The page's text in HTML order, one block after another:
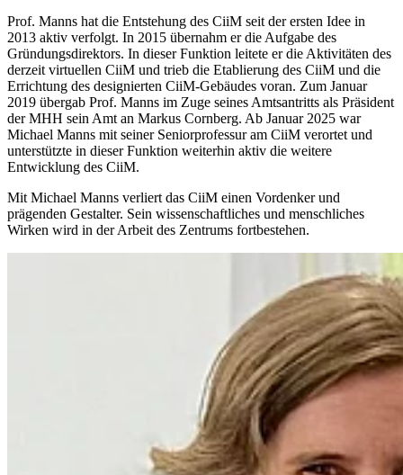
Prof. Manns hat die Entstehung des CiiM seit der ersten Idee in
2013 aktiv verfolgt. In 2015 übernahm er die Aufgabe des
Gründungsdirektors. In dieser Funktion leitete er die Aktivitäten des
derzeit virtuellen CiiM und trieb die Etablierung des CiiM und die
Errichtung des designierten CiiM-Gebäudes voran. Zum Januar
2019 übergab Prof. Manns im Zuge seines Amtsantritts als Präsident
der MHH sein Amt an Markus Cornberg. Ab Januar 2025 war
Michael Manns mit seiner Seniorprofessur am CiiM verortet und
unterstützte in dieser Funktion weiterhin aktiv die weitere
Entwicklung des CiiM.
Mit Michael Manns verliert das CiiM einen Vordenker und
prägenden Gestalter. Sein wissenschaftliches und menschliches
Wirken wird in der Arbeit des Zentrums fortbestehen.